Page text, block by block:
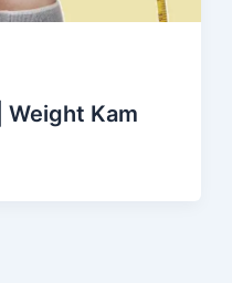
Weight Kam